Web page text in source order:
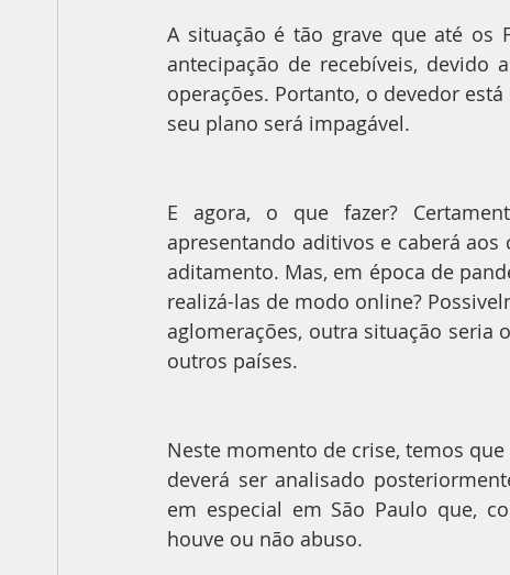
A situação é tão grave que até os
antecipação de recebíveis, devido
operações. Portanto, o devedor
seu plano será impagável.
E agora, o que fazer?
apresentando aditivos e caberá
aditamento. Mas, em época de
realizá-las de modo online?
aglomerações, outra situação seria
outros países.
Neste momento de crise, temos
deverá ser analisado
em especial em São Paulo que,
houve ou não abuso.